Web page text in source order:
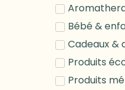
Bébé &
Cadeaux &
Produits
Produits